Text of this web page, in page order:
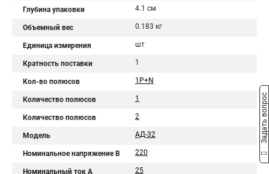
Глубина упаковки 4.1 см
Объемный вес 0.183 кг
Единица измерения шт
Кратность поставки 1
Кол-во полюсов 1P+N
Количество полюсов 1
Количество полюсов 2
Модель АД-32
Номинальное напряжение В 220
Номинальный ток A 25
Задать вопрос